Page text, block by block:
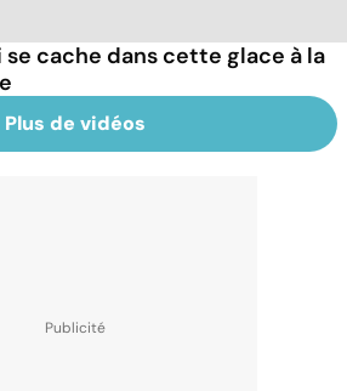
cache dans cette glace à la
Plus de vidéos